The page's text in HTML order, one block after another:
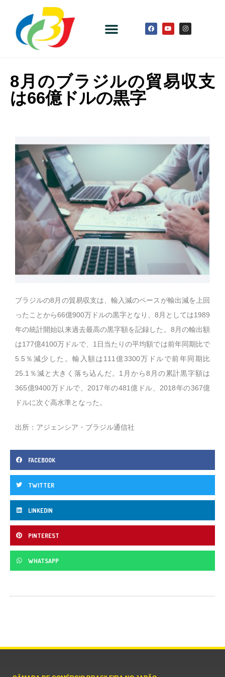
8月のブラジルの貿易収支
は66億ドルの黒字
ブラジルの8月の貿易収支は、輸入減のペースが輸出減を上回
ったことから66億900万ドルの黒字となり、8月としては1989
年の統計開始以来過去最高の黒字額を記録した。8月の輸出額
は177億4100万ドルで、1日当たりの平均額では前年同期比で
5.5％減少した。輸入額は111億3300万ドルで前年同期比
25.1％減と大きく落ち込んだ。1月から8月の累計黒字額は
365億9400万ドルで、2017年の481億ドル、2018年の367億
ドルに次ぐ高水準となった。
出所：アジェンシア・ブラジル通信社
FACEBOOK
TWITTER
LINKEDIN
PINTEREST
WHATSAPP